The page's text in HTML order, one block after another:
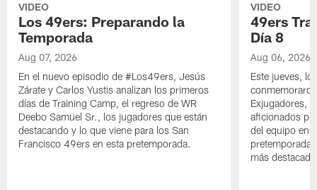
VIDEO
Los 49ers: Preparando la
Temporada
Aug 07, 2026
En el nuevo episodio de #Los49ers, Jesús
Zárate y Carlos Yustis analizan los primeros
días de Training Camp, el regreso de WR
Deebo Samuel Sr., los jugadores que están
destacando y lo que viene para los San
Francisco 49ers en esta pretemporada.
VIDEO
49ers
Día 8
Aug 06, 2026
Este jueves,
Exjugadores,
aficionados
del equipo en
pretemporada
más